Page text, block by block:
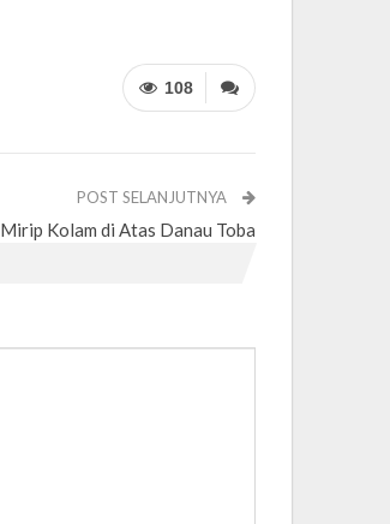
108
POST SELANJUTNYA
Mirip Kolam di Atas Danau Toba